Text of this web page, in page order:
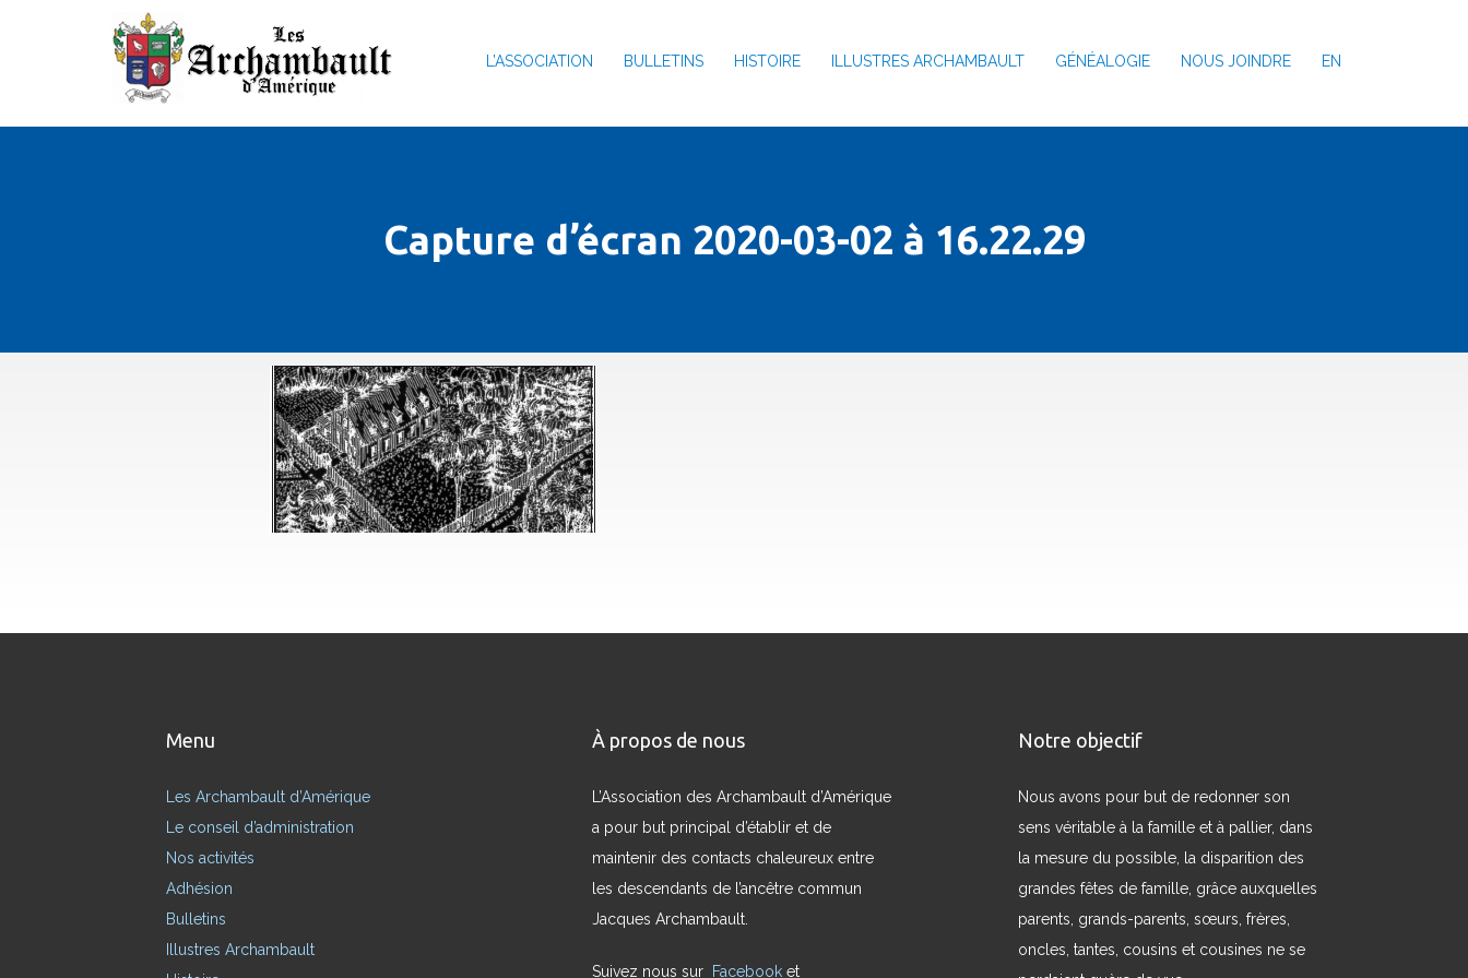
L’ASSOCIATION BULLETINS HISTOIRE ILLUSTRES ARCHAMBAULT GÉNÉALOGIE NOUS JOINDRE EN
Capture d’écran 2020-03-02 à 16.22.29
Menu
Les Archambault d’Amérique
Le conseil d’administration
Nos activités
Adhésion
Bulletins
Illustres Archambault
À propos de nous
L’Association des Archambault d’Amérique
a pour but principal d’établir et de
maintenir des contacts chaleureux entre
les descendants de l’ancêtre commun
Jacques Archambault.
Suivez nous sur Facebook et
Notre objectif
Nous avons pour but de redonner son
sens véritable à la famille et à pallier, dans
la mesure du possible, la disparition des
grandes fêtes de famille, grâce auxquelles
parents, grands-parents, sœurs, frères,
oncles, tantes, cousins et cousines ne se